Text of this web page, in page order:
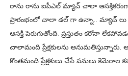
రాను రాను ఐపీఎల్ మ్యాచ్ చాలా
ప్రారంభంలో చాలా డల్ గా ఉన్నా.. మ్యాచ్ లు
ఆసక్తి పెరుగుతోంది. ప్రస్తుతం కరోనా
చాలామంది ప్రేక్షకులను
కొంతమంది ప్రేక్షకులు చేసే పనులు కెమెరాల